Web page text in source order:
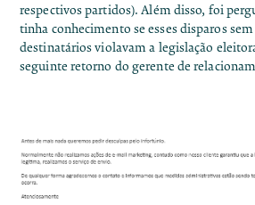
respectivos partidos). Além disso, foi
tinha conhecimento se esses disparos
destinatários violavam a legislação
seguinte retorno do gerente de